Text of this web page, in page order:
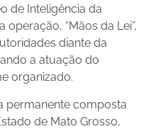
de Inteligência da
“Mãos da Lei”,
diante da
a atuação do
organizado.
permanente composta
de Mato Grosso,